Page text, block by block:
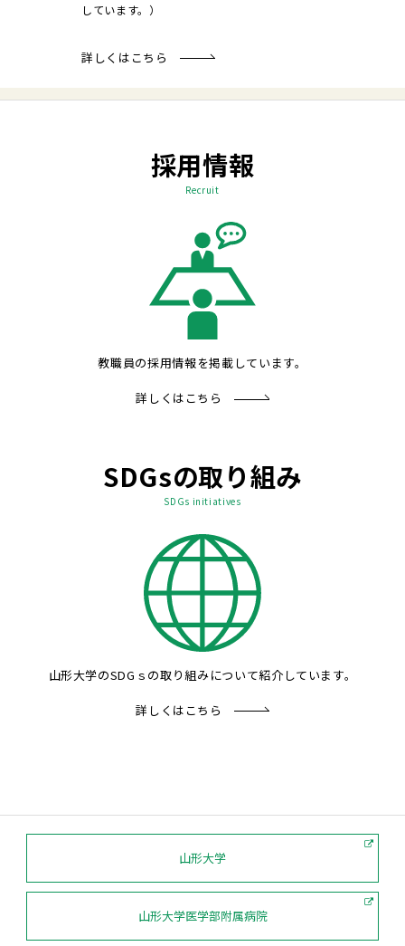
しています。）
詳しくはこちら
採用情報
Recruit
教職員の採用情報を掲載しています。
詳しくはこちら
SDGsの取り組み
SDGs initiatives
山形大学のSDGｓの取り組みについて紹介しています。
詳しくはこちら
山形大学
山形大学医学部附属病院